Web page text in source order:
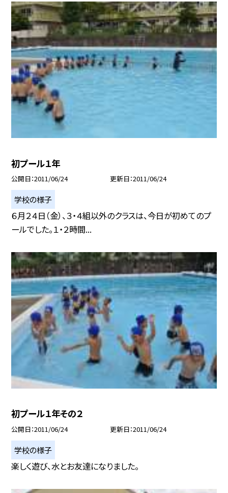
初プール１年
公開日 2011/06/24 更新日 2011/06/24
学校の様子
６月２４日（金）、３・４組以外のクラスは、今日が初めてのプ
ールでした。１・２時間...
初プール１年その２
公開日 2011/06/24 更新日 2011/06/24
学校の様子
楽しく遊び、水とお友達になりました。